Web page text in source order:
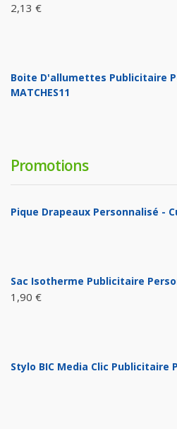
2,13 €
Boite D'allumettes Publicitaire
MATCHES11
Promotions
Pique Drapeaux Personnalisé -
Sac Isotherme Publicitaire
1,90 €
Stylo BIC Media Clic Publicitaire